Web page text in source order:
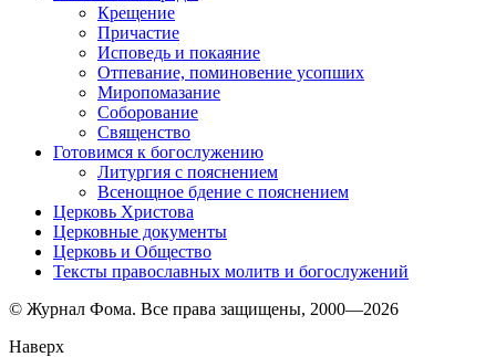
Крещение
Причастие
Исповедь и покаяние
Отпевание, поминовение усопших
Миропомазание
Соборование
Священство
Готовимся к богослужению
Литургия с пояснением
Всенощное бдение с пояснением
Церковь Христова
Церковные документы
Церковь и Общество
Тексты православных молитв и богослужений
© Журнал Фома. Все права защищены, 2000—2026
Наверх